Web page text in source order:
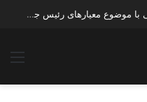
دانلود سخنرانی استاد حسن عباسی با موضوع معیارهای رئیس جمهور مطلوب مبتنی بر حرکت تمدنی انقلاب